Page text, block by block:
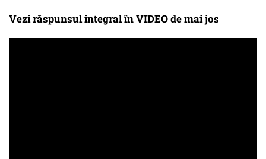
Vezi răspunsul integral în VIDEO de mai jos